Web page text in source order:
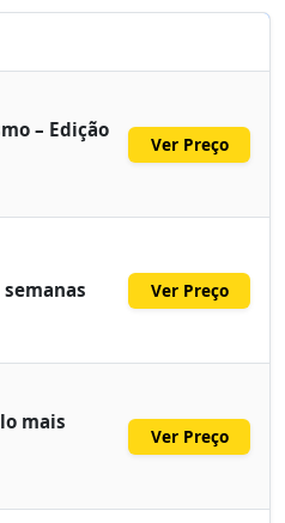
– Edição
Ver Preço
Ver Preço
mais
Ver Preço